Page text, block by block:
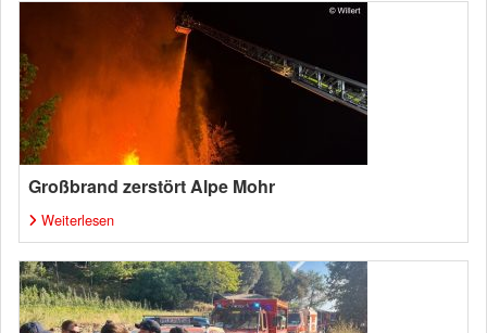
Großbrand zerstört Alpe Mohr
Weiterlesen